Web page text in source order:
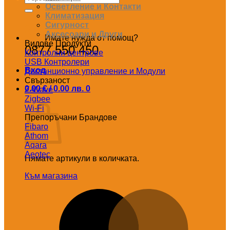
за:
Имате нужда от помощ?
0877 550 450
Вход
0.00€/ 0.00 лв. 0
Количка
Нямате артикули в количката.
Към магазина
Осветление и Контакти
Климатизация
Сигурност
Аксесоари и Други
Видове Продукти
Контролни центрове
USB Контролери
Дистанционно управление и Модули
Свързаност
Z-Wave
Zigbee
Wi-Fi
Препоръчани Брандове
Fibaro
Athom
Aqara
Aeotec